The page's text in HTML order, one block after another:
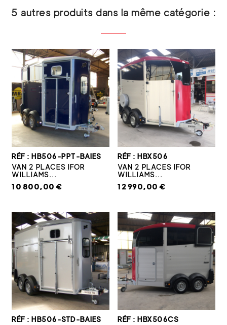
5 autres produits dans la même catégorie :
RÉF : HB506-PPT-BAIES
VAN 2 PLACES IFOR
WILLIAMS...
10 800,00 €
RÉF : HBX506
VAN 2 PLACES IFOR
WILLIAMS...
12 990,00 €
RÉF : HB506-STD-BAIES
RÉF : HBX506CS